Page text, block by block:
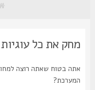
מחק את כל עוגיות
אתה בטוח שאתה רוצה למחוק
המערכת?